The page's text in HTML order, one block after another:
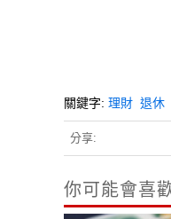
關鍵字: 理財 退休
分享:
你可能會喜